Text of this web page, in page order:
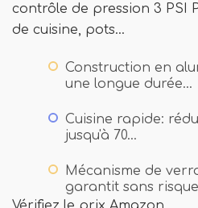
contrôle de pression 3 PSI
de cuisine, pots…
Construction en
une longue durée…
Cuisine rapide:
jusqu'à 70…
Mécanisme de
garantit sans